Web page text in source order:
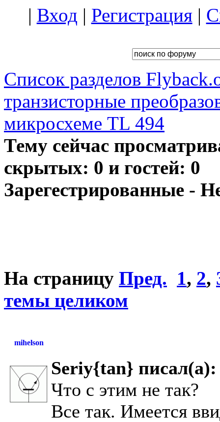
| Вход | Регистрация|
Список разделов
транзисторные
микросхеме TL 494
Тему сейчас
скрытых: 0 и гостей: 0
Зарегестрированные -
На страницу Пред. 1, 2,
темы целиком
mihelson
Seriy{tan} писал(а):
Что с этим не так?
Все так. Имеется